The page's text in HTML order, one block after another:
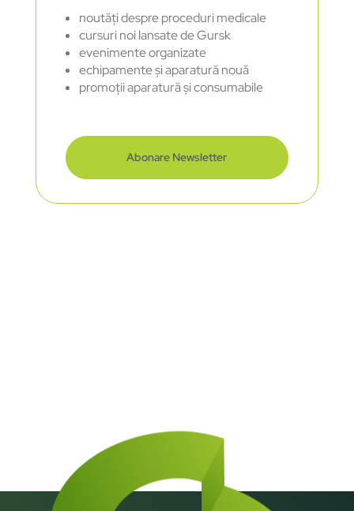
noutăți despre proceduri medicale
cursuri noi lansate de Gursk
evenimente organizate
echipamente și aparatură nouă
promoții aparatură și consumabile
Abonare Newsletter